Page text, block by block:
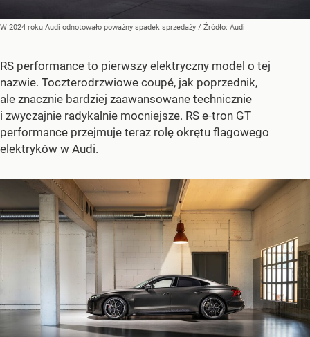
W 2024 roku Audi odnotowało poważny spadek sprzedaży / Źródło: Audi
RS performance to pierwszy elektryczny model o tej
nazwie. Toczterodrzwiowe coupé, jak poprzednik,
ale znacznie bardziej zaawansowane technicznie
i zwyczajnie radykalnie mocniejsze. RS e-tron GT
performance przejmuje teraz rolę okrętu flagowego
elektryków w Audi.